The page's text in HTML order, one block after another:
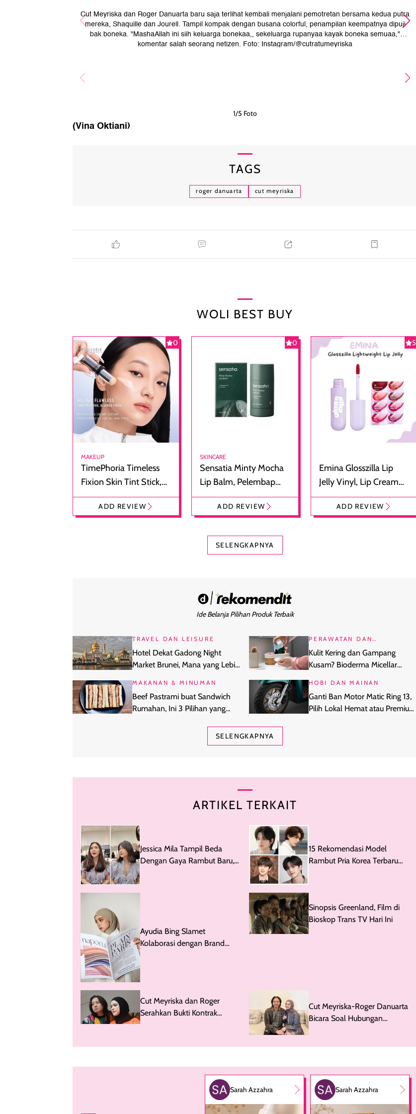
Cut Meyriska dan Roger Danuarta baru saja terlihat kembali menjalani pemotretan bersama kedua putra
mereka, Shaquille dan Jourell. Tampil kompak dengan busana colorful, penampilan keempatnya dipuji
bak boneka. "MashaAllah ini siih keluarga bonekaa,, sekeluarga rupanyaa kayak boneka semuaa,"
komentar salah seorang netizen. Foto: Instagram/@cutratumeyriska
1/5 Foto
(Vina Oktiani)
TAGS
roger danuarta cut meyriska
WOLI BEST BUY
0
MAKEUP
TimePhoria Timeless
Fixion Skin Tint Stick,
Foundation dan
Concealer 2-in-1
ADD REVIEW
0
SKINCARE
Sensatia Minty Mocha
Lip Balm, Pelembap
Bibir dengan Aroma
CokelatADD REVIEW
5
Emina Glosszilla Lip
Jelly Vinyl, Lip Cream
Glossy Ringan dengan
Efek Bibir Plumpy
ADD REVIEW
SELENGKAPNYA
Ide Belanja Pilihan Produk Terbaik
TRAVEL DAN LEISURE
Hotel Dekat Gadong Night
Market Brunei, Mana yang Lebih
PERAWATAN DAN
Kulit Kering dan Gampang
Kusam? Bioderma Micellar
MAKANAN & MINUMAN
Beef Pastrami buat Sandwich
Rumahan, Ini 3 Pilihan yang
HOBI DAN MAINAN
Ganti Ban Motor Matic Ring 13,
Pilih Lokal Hemat atau Premium
SELENGKAPNYA
ARTIKEL TERKAIT
Jessica Mila Tampil Beda
Dengan Gaya Rambut Baru,
15 Rekomendasi Model
Rambut Pria Korea Terbaru
Ayudia Bing Slamet
Kolaborasi dengan Brand
Sinopsis Greenland, Film di
Bioskop Trans TV Hari Ini
Cut Meyriska dan Roger
Serahkan Bukti Kontrak
Cut Meyriska-Roger Danuarta
Bicara Soal Hubungan
Sarah Azzahra Sarah Azzahra